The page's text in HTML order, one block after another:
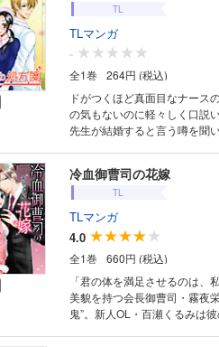
TL
TLマンガ
-
全1巻
264円 (税込)
ドがつくほど真面目なナース
の気もないのに軽々しく口説
先生が結婚すると言う噂を聞
されて、仕事中に思い出して
冷血御曹司の花嫁
TL
TLマンガ
4.0
全1巻
660円 (税込)
「君の体を満足させるのは
美貌を持つ会長御曹司・霧夜
鬼”。新人OL・百瀬くるみは